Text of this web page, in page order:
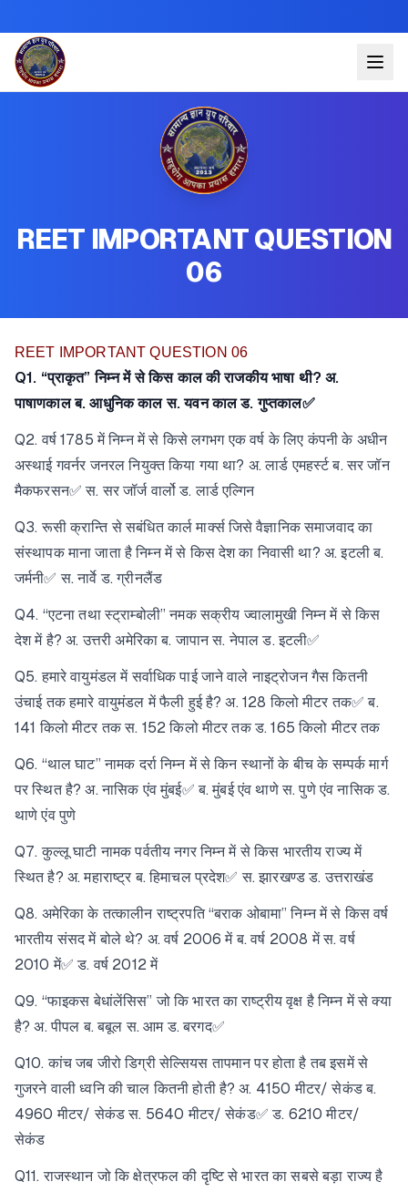
REET IMPORTANT QUESTION
06
REET IMPORTANT QUESTION 06
Q1. “प्राकृत” निम्न में से किस काल की राजकीय भाषा थी? अ.
पाषाणकाल ब. आधुनिक काल स. यवन काल ड. गुप्तकाल✅
Q2. वर्ष 1785 में निम्न में से किसे लगभग एक वर्ष के लिए कंपनी के अधीन
अस्थाई गवर्नर जनरल नियुक्त किया गया था? अ. लार्ड एमहर्स्ट ब. सर जॉन
मैकफरसन✅ स. सर जॉर्ज वार्लो ड. लार्ड एल्गिन
Q3. रूसी क्रान्ति से सबंधित कार्ल मार्क्स जिसे वैज्ञानिक समाजवाद का
संस्थापक माना जाता है निम्न में से किस देश का निवासी था? अ. इटली ब.
जर्मनी✅ स. नार्वे ड. ग्रीनलैंड
Q4. “एटना तथा स्ट्राम्बोली” नमक सक्रीय ज्वालामुखी निम्न में से किस
देश में है? अ. उत्तरी अमेरिका ब. जापान स. नेपाल ड. इटली✅
Q5. हमारे वायुमंडल में सर्वाधिक पाई जाने वाले नाइट्रोजन गैस कितनी
उंचाई तक हमारे वायुमंडल में फैली हुई है? अ. 128 किलो मीटर तक✅ ब.
141 किलो मीटर तक स. 152 किलो मीटर तक ड. 165 किलो मीटर तक
Q6. “थाल घाट” नामक दर्रा निम्न में से किन स्थानों के बीच के सम्पर्क मार्ग
पर स्थित है? अ. नासिक एंव मुंबई✅ ब. मुंबई एंव थाणे स. पुणे एंव नासिक ड.
थाणे एंव पुणे
Q7. कुल्लू घाटी नामक पर्वतीय नगर निम्न में से किस भारतीय राज्य में
स्थित है? अ. महाराष्ट्र ब. हिमाचल प्रदेश✅ स. झारखण्ड ड. उत्तराखंड
Q8. अमेरिका के तत्कालीन राष्ट्रपति “बराक ओबामा” निम्न में से किस वर्ष
भारतीय संसद में बोले थे? अ. वर्ष 2006 में ब. वर्ष 2008 में स. वर्ष
2010 में✅ ड. वर्ष 2012 में
Q9. “फाइकस बेधांलेंसिस” जो कि भारत का राष्ट्रीय वृक्ष है निम्न में से क्या
है? अ. पीपल ब. बबूल स. आम ड. बरगद✅
Q10. कांच जब जीरो डिग्री सेल्सियस तापमान पर होता है तब इसमें से
गुजरने वाली ध्वनि की चाल कितनी होती है? अ. 4150 मीटर/ सेकंड ब.
4960 मीटर/ सेकंड स. 5640 मीटर/ सेकंड✅ ड. 6210 मीटर/
सेकंड
Q11. राजस्थान जो कि क्षेत्रफल की दृष्टि से भारत का सबसे बड़ा राज्य है